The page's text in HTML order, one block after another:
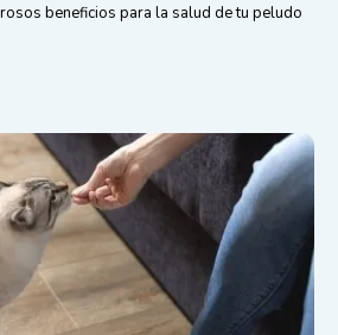
beneficios para la salud de tu peludo